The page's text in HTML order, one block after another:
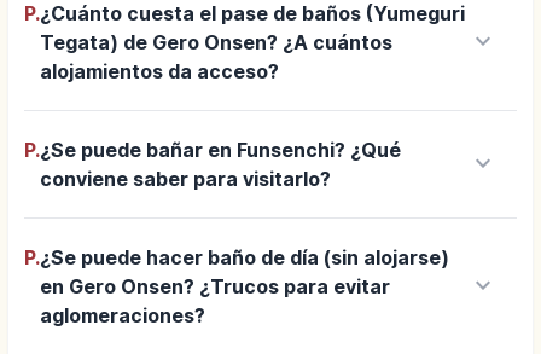
P.¿Cuánto cuesta el pase de baños (Yumeguri
Tegata) de Gero Onsen? ¿A cuántos
alojamientos da acceso?
keyboard_arrow_down
P.¿Se puede bañar en Funsenchi? ¿Qué
conviene saber para visitarlo?
keyboard_arrow_down
P.¿Se puede hacer baño de día (sin alojarse)
en Gero Onsen? ¿Trucos para evitar
aglomeraciones?
keyboard_arrow_down